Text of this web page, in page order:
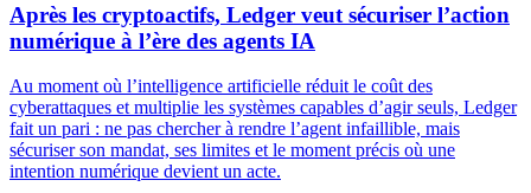
Après les cryptoactifs, Ledger veut sécuriser l’action
numérique à l’ère des agents IA
Au moment où l’intelligence artificielle réduit le coût des
cyberattaques et multiplie les systèmes capables d’agir seuls, Ledger
fait un pari : ne pas chercher à rendre l’agent infaillible, mais
sécuriser son mandat, ses limites et le moment précis où une
intention numérique devient un acte.